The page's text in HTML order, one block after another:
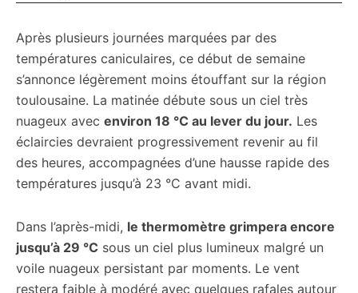
Après plusieurs journées marquées par des
températures caniculaires, ce début de semaine
s’annonce légèrement moins étouffant sur la région
toulousaine. La matinée débute sous un ciel très
nuageux avec environ 18 °C au lever du jour. Les
éclaircies devraient progressivement revenir au fil
des heures, accompagnées d’une hausse rapide des
températures jusqu’à 23 °C avant midi.
Dans l’après-midi, le thermomètre grimpera encore
jusqu’à 29 °C sous un ciel plus lumineux malgré un
voile nuageux persistant par moments. Le vent
restera faible à modéré avec quelques rafales autour